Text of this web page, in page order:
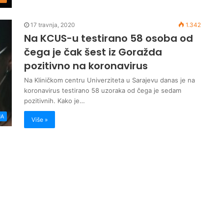
17 travnja, 2020 1.342
Na KCUS-u testirano 58 osoba od
čega je čak šest iz Goražda
pozitivno na koronavirus
Na Kliničkom centru Univerziteta u Sarajevu danas je na
koronavirus testirano 58 uzoraka od čega je sedam
pozitivnih. Kako je…
Više »